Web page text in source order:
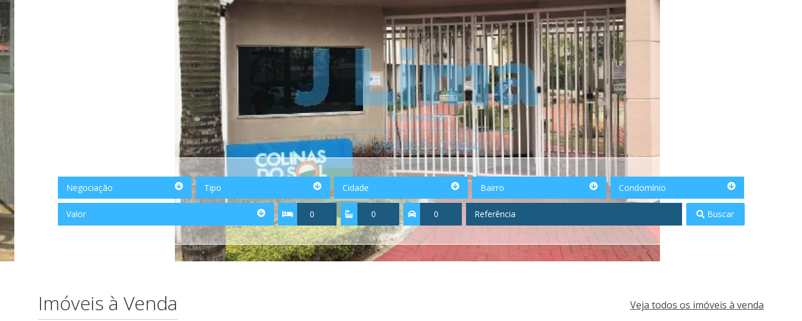
Negociação
Tipo
Tipo
Cidade
Cidade
Bairro
Bairro
Condomínio
Condomínio
Valor
Valor
Quartos Suítes Vagas Referência
Buscar
Imóveis à Venda Veja todos os imóveis à venda